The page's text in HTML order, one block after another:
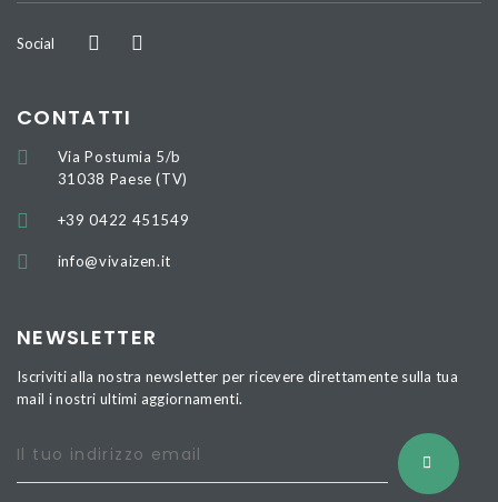
Social
CONTATTI
Via Postumia 5/b
31038 Paese (TV)
+39 0422 451549
info@vivaizen.it
NEWSLETTER
Iscriviti alla nostra newsletter per ricevere direttamente sulla tua
mail i nostri ultimi aggiornamenti.